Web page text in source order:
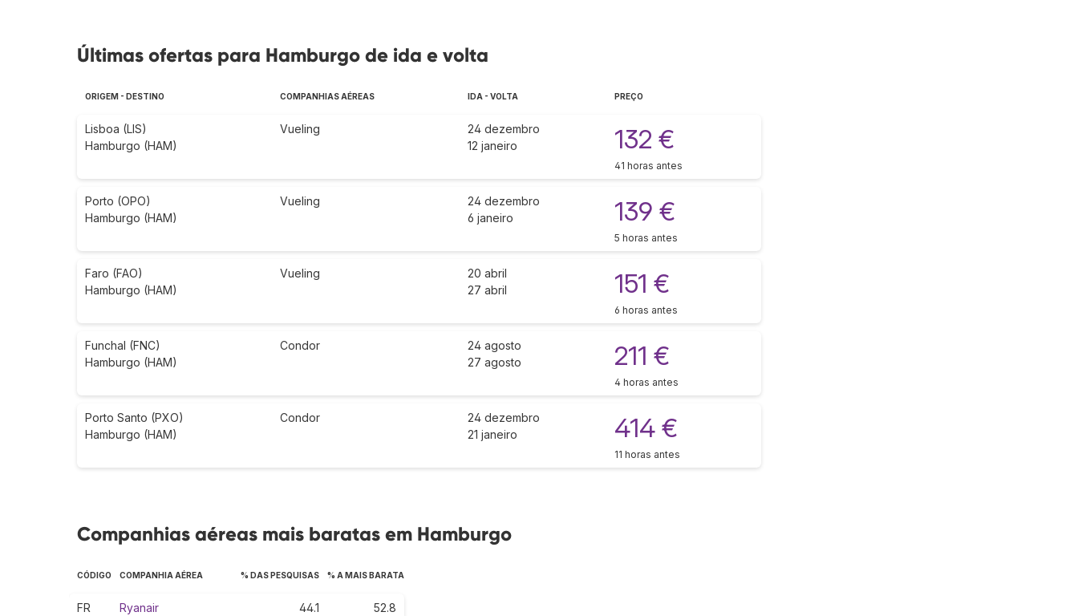
Últimas ofertas para Hamburgo de ida e volta
ORIGEM - DESTINO COMPANHIAS AÉREAS IDA - VOLTA PREÇO
Lisboa (LIS)
Hamburgo (HAM)
Vueling
24 dezembro
12 janeiro
132 €
41 horas antes
Porto (OPO)
Hamburgo (HAM)
Vueling
24 dezembro
6 janeiro
139 €
5 horas antes
Faro (FAO)
Hamburgo (HAM)
Vueling
20 abril
27 abril
151 €
6 horas antes
Funchal (FNC)
Hamburgo (HAM)
Condor
24 agosto
27 agosto
211 €
4 horas antes
Porto Santo (PXO)
Hamburgo (HAM)
Condor
24 dezembro
21 janeiro
414 €
11 horas antes
Companhias aéreas mais baratas em Hamburgo
CÓDIGO COMPANHIA AÉREA % DAS PESQUISAS % A MAIS BARATA
FR Ryanair 44.1 52.8